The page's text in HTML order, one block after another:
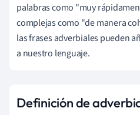
palabras como "muy
complejas como "de manera
las frases adverbiales pueden
a nuestro lenguaje.
Definición de